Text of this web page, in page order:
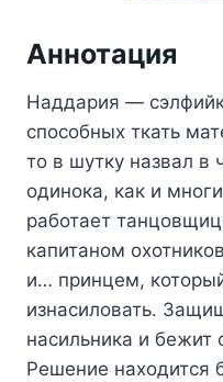
Аннотация
Наддария —
способных ткать
то в шутку назвал в
одинока, как и
работает
капитаном
и… принцем,
изнасиловать.
насильника и бежит
Решение находится